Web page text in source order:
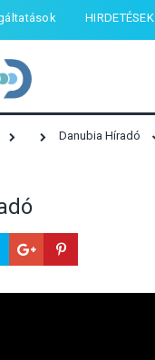
HIRDETÉSEK
Danubia Híradó